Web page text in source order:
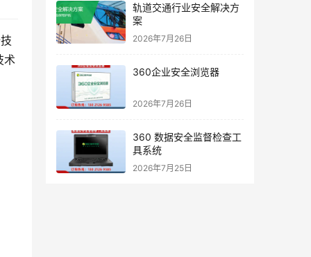
术
轨道交通行业安全解决方
案
2026年7月26日
360企业安全浏览器
2026年7月26日
360 数据安全监督检查工
具系统
2026年7月25日